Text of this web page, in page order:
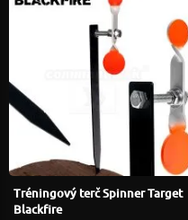
Tréningový terč Spinner Target
Blackfire